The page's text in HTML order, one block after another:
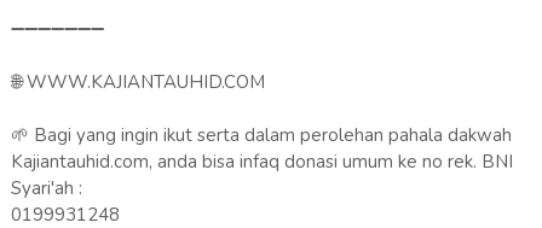
➖➖➖➖➖➖➖
🌐 WWW.KAJIANTAUHID.COM
🌱 Bagi yang ingin ikut serta dalam perolehan pahala dakwah
Kajiantauhid.com, anda bisa infaq donasi umum ke no rek. BNI
Syari'ah :
0199931248